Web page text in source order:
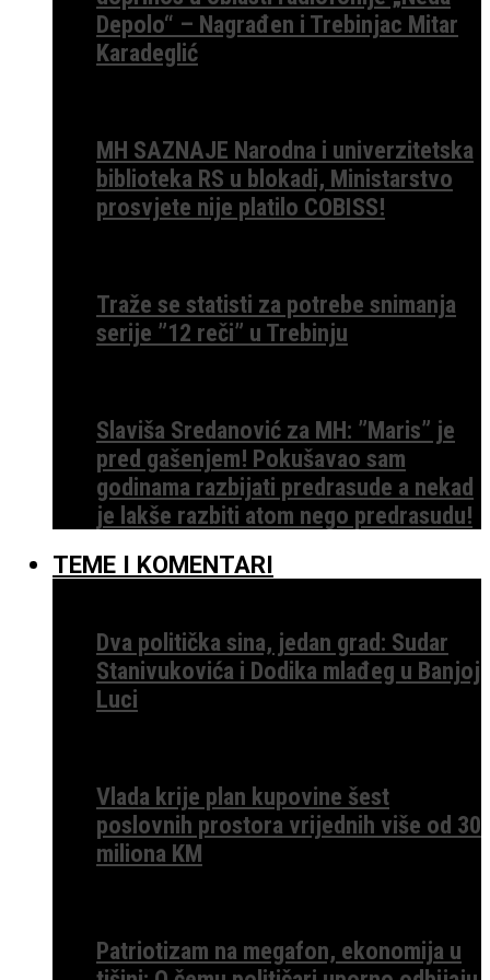
Depolo“ – Nagrađen i Trebinjac Mitar
Karadeglić
MH SAZNAJE Narodna i univerzitetska
biblioteka RS u blokadi, Ministarstvo
prosvjete nije platilo COBISS!
Traže se statisti za potrebe snimanja
serije ”12 reči” u Trebinju
Slaviša Sredanović za MH: ”Maris” je
pred gašenjem! Pokušavao sam
godinama razbijati predrasude a nekad
je lakše razbiti atom nego predrasudu!
TEME I KOMENTARI
Dva politička sina, jedan grad: Sudar
Stanivukovića i Dodika mlađeg u Banjoj
Luci
Vlada krije plan kupovine šest
poslovnih prostora vrijednih više od 30
miliona KM
Patriotizam na megafon, ekonomija u